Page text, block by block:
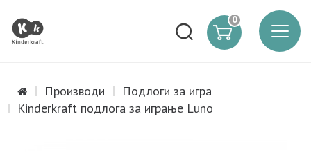
0
Производи
Подлоги за игра
Kinderkraft подлога за играње Luno